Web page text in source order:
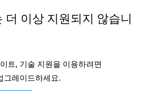
더 이상 지원되지 않습니
트, 기술 지원을 이용하려면
레이드하세요.